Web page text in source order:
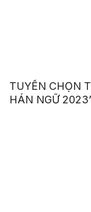
TUYỂN CHỌN
HÁN NGỮ